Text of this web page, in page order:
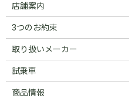
店舗案内
3つのお約束
取り扱いメーカー
試乗車
商品情報